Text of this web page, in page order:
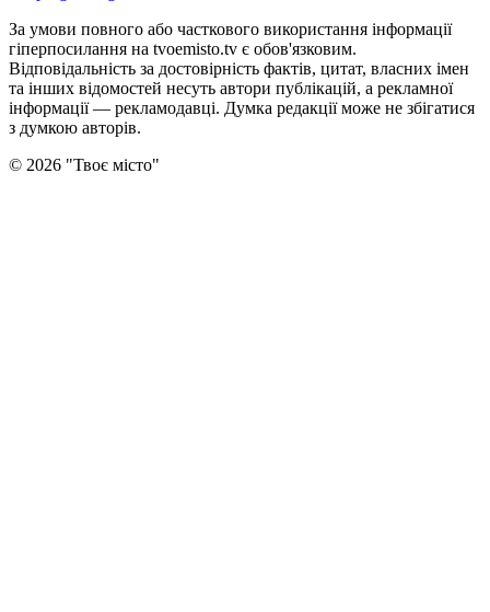
За умови повного або часткового використання iнформацiї
гіперпосилання на tvoemisto.tv є обов'язковим.
Відповідальність за достовірність фактів, цитат, власних імен
та інших відомостей несуть автори публікацій, а рекламної
інформації — рекламодавці. Думка редакцiї може не збiгатися
з думкою авторiв.
© 2026 "Твоє місто"